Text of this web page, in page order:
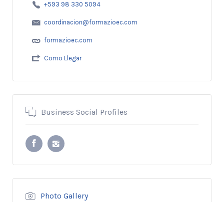
+593 98 330 5094
coordinacion@formazioec.com
formazioec.com
Como Llegar
Business Social Profiles
Photo Gallery